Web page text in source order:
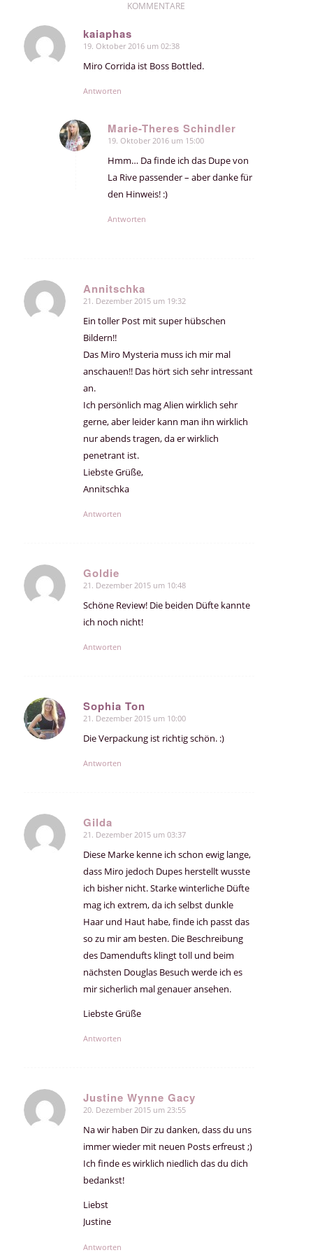
KOMMENTARE
kaiaphas
sagte:
19. Oktober 2016 um 02:38
Miro Corrida ist Boss Bottled.
Antworten
Marie-Theres Schindler
sagte:
19. Oktober 2016 um 15:00
Hmm… Da finde ich das Dupe von
La Rive passender – aber danke für
den Hinweis! :)
Antworten
Annitschka
sagte:
21. Dezember 2015 um 19:32
Ein toller Post mit super hübschen
Bildern!!
Das Miro Mysteria muss ich mir mal
anschauen!! Das hört sich sehr intressant
an.
Ich persönlich mag Alien wirklich sehr
gerne, aber leider kann man ihn wirklich
nur abends tragen, da er wirklich
penetrant ist.
Liebste Grüße,
Annitschka
Antworten
Goldie
sagte:
21. Dezember 2015 um 10:48
Schöne Review! Die beiden Düfte kannte
ich noch nicht!
Antworten
Sophia Ton
sagte:
21. Dezember 2015 um 10:00
Die Verpackung ist richtig schön. :)
Antworten
Gilda
sagte:
21. Dezember 2015 um 03:37
Diese Marke kenne ich schon ewig lange,
dass Miro jedoch Dupes herstellt wusste
ich bisher nicht. Starke winterliche Düfte
mag ich extrem, da ich selbst dunkle
Haar und Haut habe, finde ich passt das
so zu mir am besten. Die Beschreibung
des Damendufts klingt toll und beim
nächsten Douglas Besuch werde ich es
mir sicherlich mal genauer ansehen.
Liebste Grüße
Antworten
Justine Wynne Gacy
sagte:
20. Dezember 2015 um 23:55
Na wir haben Dir zu danken, dass du uns
immer wieder mit neuen Posts erfreust ;)
Ich finde es wirklich niedlich das du dich
bedankst!
Liebst
Justine
Antworten